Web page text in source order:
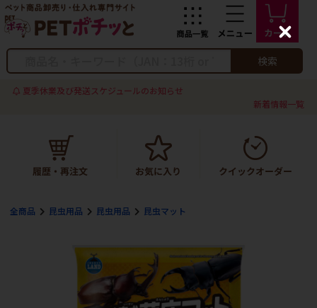
検索
夏季休業及び発送スケジュールのお知らせ
新着情報一覧
全商品 昆虫用品 昆虫用品 昆虫マット
C
l
s